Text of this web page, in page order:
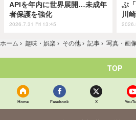
APIを年内に世界展開…未成年
者保護を強化
2026.7.31 Fri 13:45
ぶ
川
ホーム › 趣味・娯楽 › その他 › 記事 › 写真・画像
TOP
Home Facebook X